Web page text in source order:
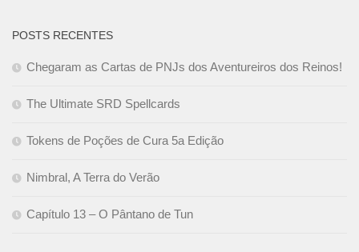
POSTS RECENTES
Chegaram as Cartas de PNJs dos Aventureiros dos Reinos!
The Ultimate SRD Spellcards
Tokens de Poções de Cura 5a Edição
Nimbral, A Terra do Verão
Capítulo 13 – O Pântano de Tun